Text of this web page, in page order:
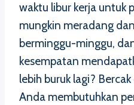
waktu libur kerja untuk
mungkin meradang
berminggu-minggu,
kesempatan
lebih buruk lagi?
Anda membutuhkan